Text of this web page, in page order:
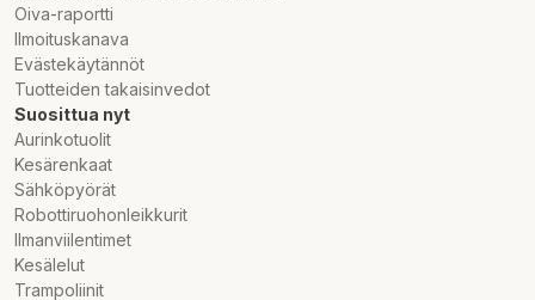
Oiva-raportti
Ilmoituskanava
Evästekäytännöt
Tuotteiden takaisinvedot
Suosittua nyt
Aurinkotuolit
Kesärenkaat
Sähköpyörät
Robottiruohonleikkurit
Ilmanviilentimet
Kesälelut
Trampoliinit